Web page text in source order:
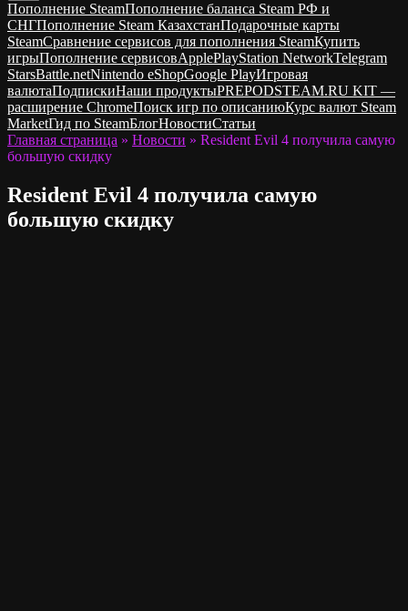
Пополнение SteamПополнение баланса Steam РФ и
СНГПополнение Steam КазахстанПодарочные карты
SteamСравнение сервисов для пополнения SteamКупить
игрыПополнение сервисовApplePlayStation NetworkTelegram
StarsBattle.netNintendo eShopGoogle PlayИгровая
валютаПодпискиНаши продуктыPREPODSTEAM.RU KIT —
расширение ChromeПоиск игр по описаниюКурс валют Steam
MarketГид по SteamБлогНовостиСтатьи
Главная страница » Новости » Resident Evil 4 получила самую
большую скидку
Resident Evil 4 получила самую
большую скидку